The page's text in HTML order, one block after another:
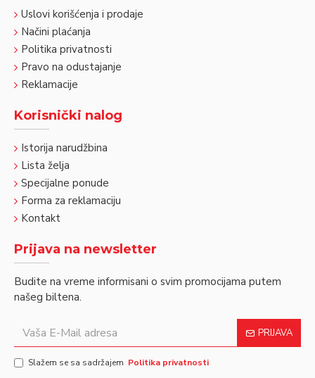
Uslovi korišćenja i prodaje
Načini plaćanja
Politika privatnosti
Pravo na odustajanje
Reklamacije
Korisnički nalog
Istorija narudžbina
Lista želja
Specijalne ponude
Forma za reklamaciju
Kontakt
Prijava na newsletter
Budite na vreme informisani o svim promocijama putem
našeg biltena.
PRIJAVA
Slažem se sa sadržajem Politika privatnosti